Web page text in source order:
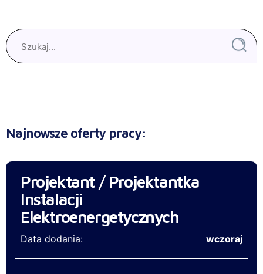
Najnowsze oferty pracy:
Projektant / Projektantka
Instalacji
Elektroenergetycznych
Data dodania: wczoraj